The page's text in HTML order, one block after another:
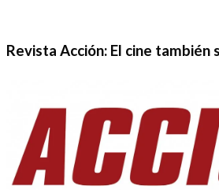
Revista Acción: El cine también